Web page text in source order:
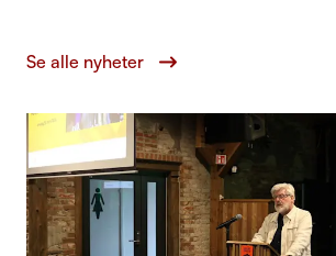
Se alle nyheter